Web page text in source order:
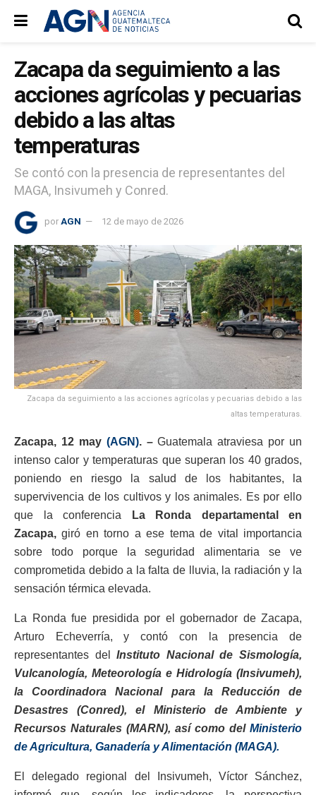
Zacapa da seguimiento a las
acciones agrícolas y pecuarias
debido a las altas
temperaturas
Se contó con la presencia de representantes del
MAGA, Insivumeh y Conred.
por AGN 12 de mayo de 2026
Zacapa da seguimiento a las acciones agrícolas y pecuarias debido a las
altas temperaturas.
Zacapa, 12 may (AGN). –Guatemala atraviesa por un
intenso calor y temperaturas que superan los 40 grados,
poniendo en riesgo la salud de los habitantes, la
supervivencia de los cultivos y los animales. Es por ello
que la conferencia
La Ronda departamental en
Zacapa, giró en torno a ese tema de vital importancia
sobre todo porque la seguridad alimentaria se ve
comprometida debido a la falta de lluvia, la radiación y la
sensación térmica elevada.
La Ronda fue presidida por el gobernador de Zacapa,
Arturo Echeverría, y contó con la presencia de
representantes delInstituto Nacional de Sismología,
Vulcanología, Meteorología e Hidrología (Insivumeh),
la Coordinadora Nacional para la Reducción de
Desastres (Conred), el Ministerio de Ambiente y
Recursos Naturales (MARN), así como del Ministerio
de Agricultura, Ganadería y Alimentación (MAGA).
El delegado regional del Insivumeh, Víctor Sánchez,